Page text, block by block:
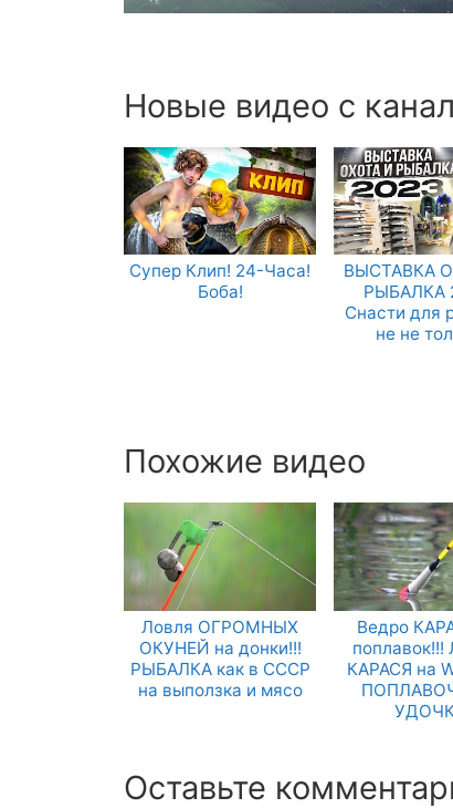
Новые видео с
Супер Клип! 24-Часа!
Боба!
ВЫСТАВКА
РЫБАЛКА
Снасти для
не не
Похожие видео
Ловля ОГРОМНЫХ
ОКУНЕЙ на донки!!!
РЫБАЛКА как в СССР
на выползка и мясо
Ведро
КАРАСЯ на
Оставьте